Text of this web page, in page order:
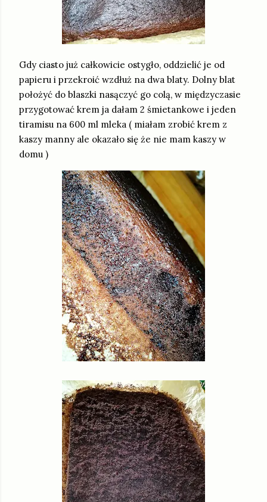
Gdy ciasto już całkowicie ostygło, oddzielić je od
papieru i przekroić wzdłuż na dwa blaty. Dolny blat
położyć do blaszki nasączyć go colą, w międzyczasie
przygotować krem ja dałam 2 śmietankowe i jeden
tiramisu na 600 ml mleka ( miałam zrobić krem z
kaszy manny ale okazało się że nie mam kaszy w
domu )